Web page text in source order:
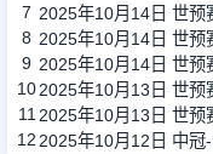
7
8 2025年10月14日 世预
9
102025年10月13日 世预
11
12 2025年10月12日 中冠